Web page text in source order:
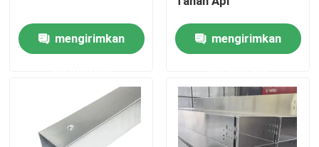
Permintaan Penawaran
Sistem Pemasangan Panel Surya
Braket Pemasangan Panel Surya
mengirimkan mengirimkan